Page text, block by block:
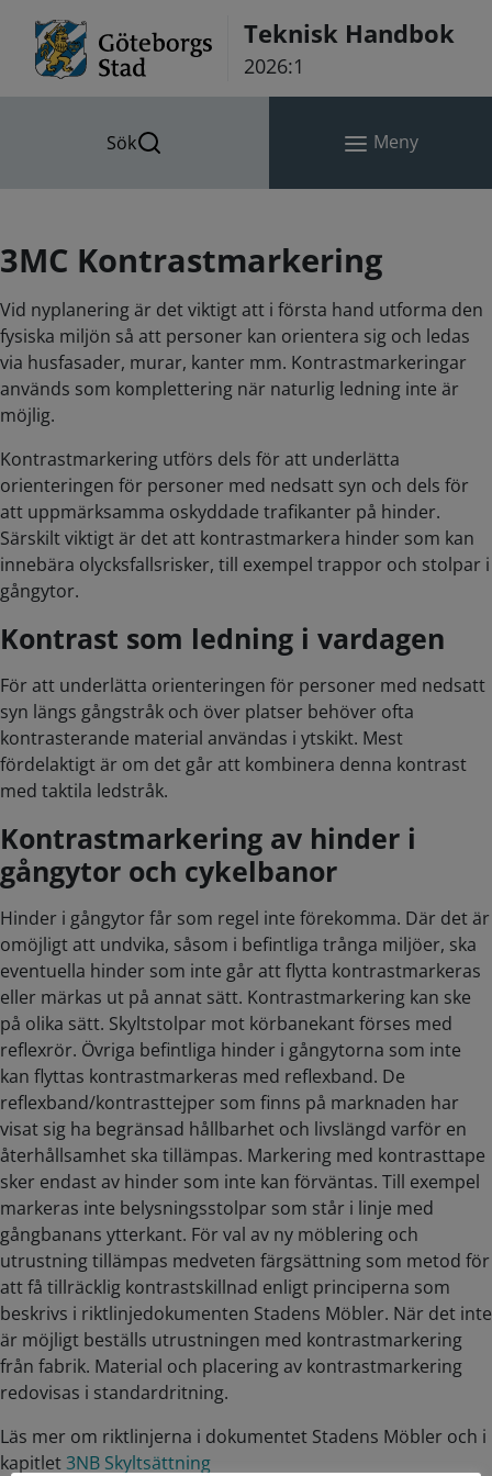
Teknisk Handbok
2026:1
Sök Meny
3MC Kontrastmarkering
Vid nyplanering är det viktigt att i första hand utforma den
fysiska miljön så att personer kan orientera sig och ledas
via husfasader, murar, kanter mm. Kontrastmarkeringar
används som komplettering när naturlig ledning inte är
möjlig.
Kontrastmarkering utförs dels för att underlätta
orienteringen för personer med nedsatt syn och dels för
att uppmärksamma oskyddade trafikanter på hinder.
Särskilt viktigt är det att kontrastmarkera hinder som kan
innebära olycksfallsrisker, till exempel trappor och stolpar i
gångytor.
Kontrast som ledning i vardagen
För att underlätta orienteringen för personer med nedsatt
syn längs gångstråk och över platser behöver ofta
kontrasterande material användas i ytskikt. Mest
fördelaktigt är om det går att kombinera denna kontrast
med taktila ledstråk.
Kontrastmarkering av hinder i
gångytor och cykelbanor
Hinder i gångytor får som regel inte förekomma. Där det är
omöjligt att undvika, såsom i befintliga trånga miljöer, ska
eventuella hinder som inte går att flytta kontrastmarkeras
eller märkas ut på annat sätt. Kontrastmarkering kan ske
på olika sätt. Skyltstolpar mot körbanekant förses med
reflexrör. Övriga befintliga hinder i gångytorna som inte
kan flyttas kontrastmarkeras med reflexband. De
reflexband/kontrasttejper som finns på marknaden har
visat sig ha begränsad hållbarhet och livslängd varför en
återhållsamhet ska tillämpas. Markering med kontrasttape
sker endast av hinder som inte kan förväntas. Till exempel
markeras inte belysningsstolpar som står i linje med
gångbanans ytterkant. För val av ny möblering och
utrustning tillämpas medveten färgsättning som metod för
att få tillräcklig kontrastskillnad enligt principerna som
beskrivs i riktlinjedokumenten Stadens Möbler. När det inte
är möjligt beställs utrustningen med kontrastmarkering
från fabrik. Material och placering av kontrastmarkering
redovisas i standardritning.
Läs mer om riktlinjerna i dokumentet Stadens Möbler och i
kapitlet3NB Skyltsättning